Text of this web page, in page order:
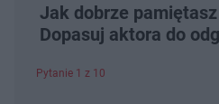
Jak dobrze
Dopasuj aktora do
Pytanie 1 z 10